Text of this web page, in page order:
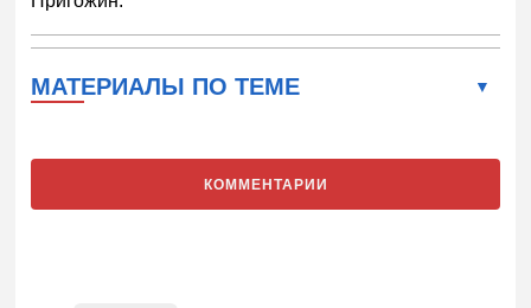
МАТЕРИАЛЫ ПО ТЕМЕ
КОММЕНТАРИИ